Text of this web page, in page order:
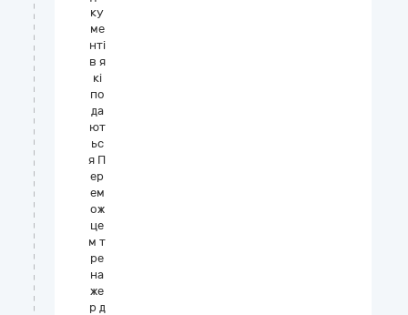
ку
ме
нті
в я
кі
по
да
ют
ьс
я П
ер
ем
ож
це
м т
ре
на
же
р д